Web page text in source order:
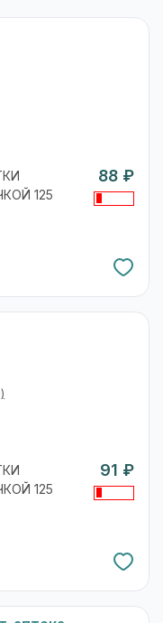
125
88 ₽
125
91 ₽